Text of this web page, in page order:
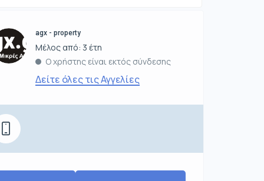
agx - property
Μέλος από: 3 έτη
Ο χρήστης είναι εκτός σύνδεσης
Δείτε όλες τις Αγγελίες